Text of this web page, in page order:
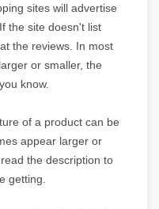
sites will advertise
the site doesn't list
the reviews. In most
or smaller, the
know.
of a product can be
appear larger or
the description to
getting.